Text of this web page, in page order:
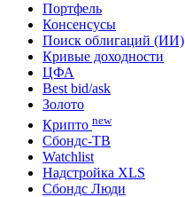
Портфель
Консенсусы
Поиск облигаций (ИИ)
Кривые доходности
ЦФА
Best bid/ask
Золото
Крипто new
Сбондс-ТВ
Watchlist
Надстройка XLS
Сбондс Люди